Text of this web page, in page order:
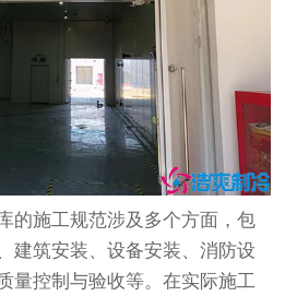
施工规范涉及多个方面，包
建筑安装、设备安装、消防设
量控制与验收等。在实际施工